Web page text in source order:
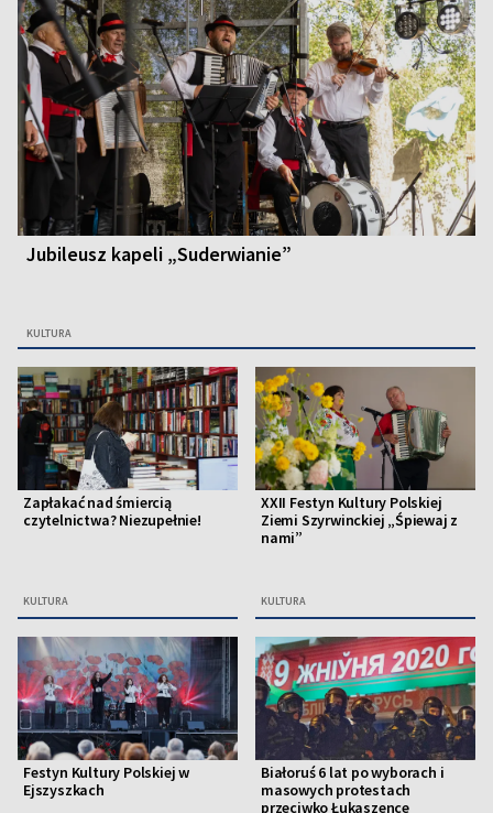
Jubileusz kapeli „Suderwianie”
KULTURA
Zapłakać nad śmiercią
czytelnictwa? Niezupełnie!
KULTURA
XXII Festyn Kultury Polskiej
Ziemi Szyrwinckiej „Śpiewaj z
nami”
KULTURA
Festyn Kultury Polskiej w
Ejszyszkach
Białoruś 6 lat po wyborach i
masowych protestach
przeciwko Łukaszence